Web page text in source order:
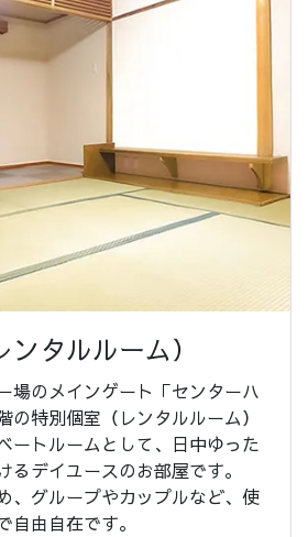
タルルーム）
場のメインゲート「センターハ
の特別個室（レンタルルーム）
ートルームとして、日中ゆった
るデイユースのお部屋です。
、グループやカップルなど、使
自由自在です。